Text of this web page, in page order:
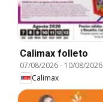
Calimax folleto
07/08/2026- 10/08/2026
Calimax